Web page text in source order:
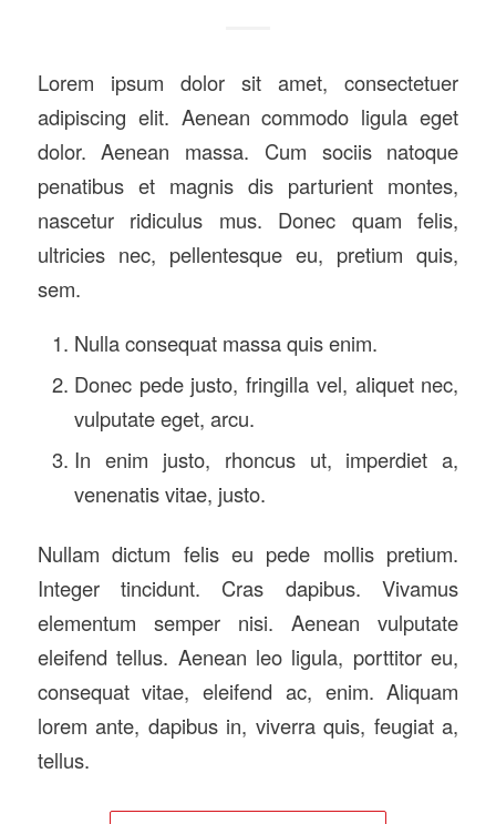
Lorem ipsum dolor sit amet, consectetuer
adipiscing elit. Aenean commodo ligula eget
dolor. Aenean massa. Cum sociis natoque
penatibus et magnis dis parturient montes,
nascetur ridiculus mus. Donec quam felis,
ultricies nec, pellentesque eu, pretium quis,
sem.
Nulla consequat massa quis enim.
Donec pede justo, fringilla vel, aliquet nec,
vulputate eget, arcu.
In enim justo, rhoncus ut, imperdiet a,
venenatis vitae, justo.
Nullam dictum felis eu pede mollis pretium.
Integer tincidunt. Cras dapibus. Vivamus
elementum semper nisi. Aenean vulputate
eleifend tellus. Aenean leo ligula, porttitor eu,
consequat vitae, eleifend ac, enim. Aliquam
lorem ante, dapibus in, viverra quis, feugiat a,
tellus.